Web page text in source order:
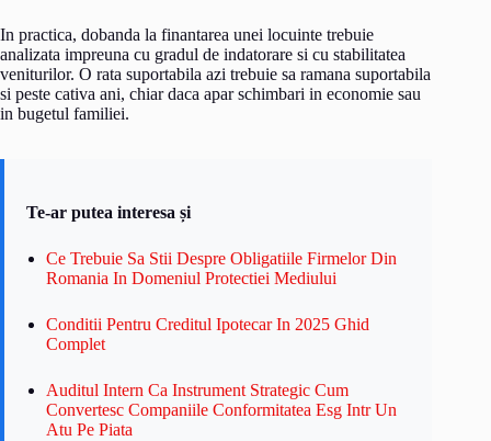
In practica, dobanda la finantarea unei locuinte trebuie
analizata impreuna cu gradul de indatorare si cu stabilitatea
veniturilor. O rata suportabila azi trebuie sa ramana suportabila
si peste cativa ani, chiar daca apar schimbari in economie sau
in bugetul familiei.
Te-ar putea interesa și
Ce Trebuie Sa Stii Despre Obligatiile Firmelor Din
Romania In Domeniul Protectiei Mediului
Conditii Pentru Creditul Ipotecar In 2025 Ghid
Complet
Auditul Intern Ca Instrument Strategic Cum
Convertesc Companiile Conformitatea Esg Intr Un
Atu Pe Piata